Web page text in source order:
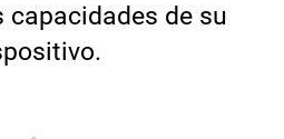
capacidades de su